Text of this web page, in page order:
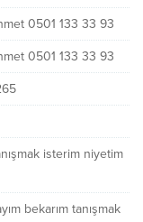
0501 133 33 93
0501 133 33 93
isterim niyetim
bekarım tanışmak